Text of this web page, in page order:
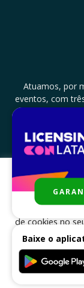
Atuamos, por
eventos, com
documentar,
CONTATO:
Para melhor
cookies, de
clicar em
de cookies no
ACEITAR
Baixe o